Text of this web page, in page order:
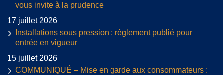
vous invite à la prudence
17 juillet 2026
Installations sous pression : règlement publié pour
entrée en vigueur
15 juillet 2026
COMMUNIQUÉ – Mise en garde aux consommateurs :